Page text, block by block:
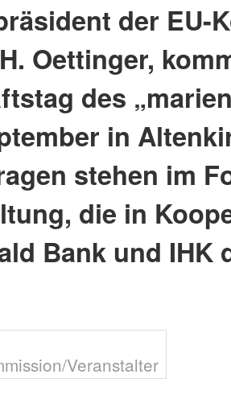
der EU-
Oettinger,
des
in
stehen im
die in
Bank und IHK
Veranstalter